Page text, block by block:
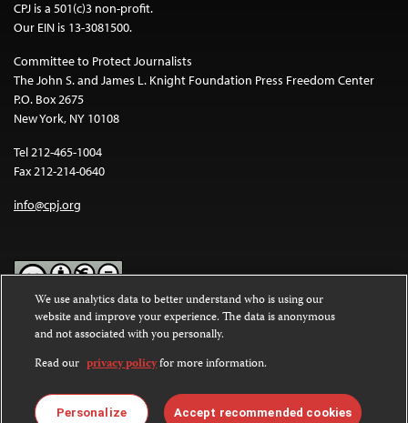
CPJ is a 501(c)3 non-profit.
Our EIN is 13-3081500.
Committee to Protect Journalists
The John S. and James L. Knight Foundation Press Freedom Center
P.O. Box 2675
New York, NY 10108
Tel 212-465-1004
Fax 212-214-0640
info@cpj.org
Except where noted, text on this website is licensed under a
Commons Attribution-NonCommercial-NoDerivatives 4.0
International License.
Images and other media are not covered by the Creative Commons
license. For more information about permissions, see ourFAQs
We use analytics data to better understand who is using our
website and improve your experience. The data is anonymous
and not associated with you personally.
Read our privacy policyfor more information.
Personalize Accept recommended cookies